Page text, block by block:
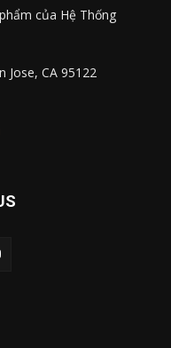
của Hệ Thống
Jose, CA 95122